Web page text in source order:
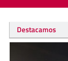
Destacamos